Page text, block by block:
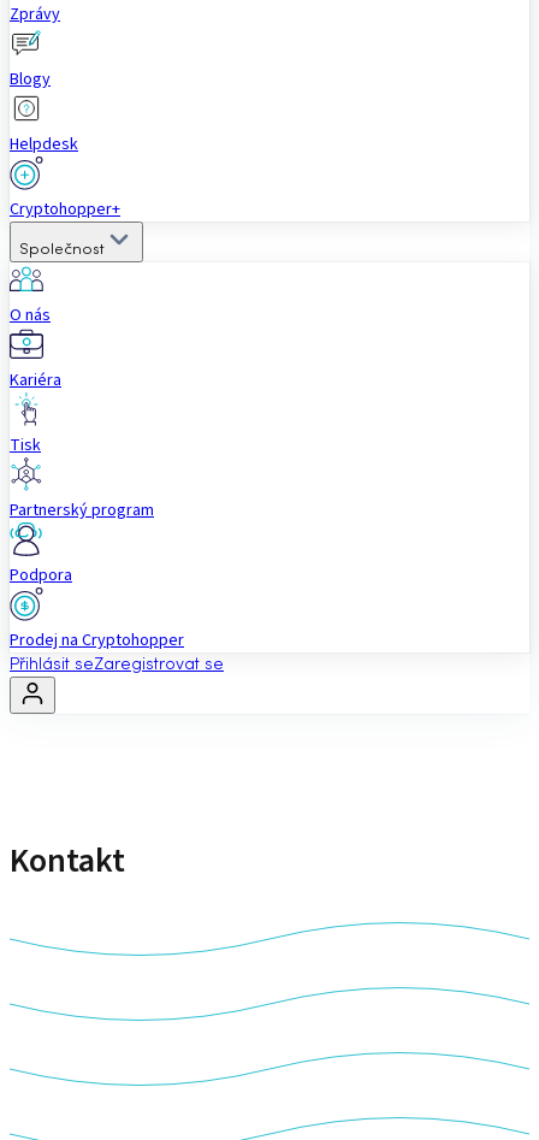
Zprávy
Blogy
Helpdesk
Cryptohopper+
Společnost
O nás
Kariéra
Tisk
Partnerský program
Podpora
Prodej na Cryptohopper
Přihlásit seZaregistrovat se
Kontakt